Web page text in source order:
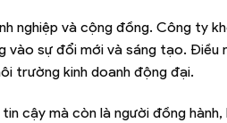
nghiệp và cộng đồng. Công ty
vào sự đổi mới và sáng tạo. Điều
trường kinh doanh động đại.
cậy mà còn là người đồng hành,